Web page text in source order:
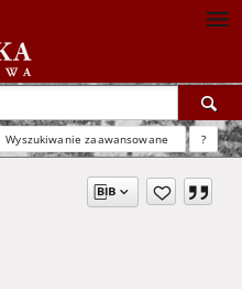
Wyszukiwanie zaawansowane ?